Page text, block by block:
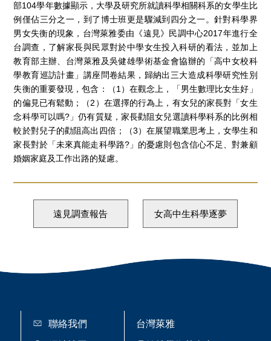
部104學年數據顯示，大學及研究所就讀科學相關科系的女學生比
例僅佔三分之一，到了博士班更是驟減到四分之一。針對科學界
男女失衡的現象，台灣萊雅委由《遠見》民調中心2017年進行全
台調查，了解家長與民眾對於中學女生投入科研的看法，並加上
教育部主辦、台灣萊雅及吳健雄學術基金會協辦的「高中女校科
學教育巡訪計畫」講座問卷結果，歸納出三大造成科學研究性別
失衡的重要發現，包含：（1）在觀念上，「男生數理比女生好」
的偏見已有鬆動；（2）在選擇的行為上，有女兒的家長對「女生
念科學可以嗎?」仍有質疑，家長勸阻女兒選讀科學科系的比例相
較於對兒子的勸阻高出四倍；（3）在展望職業思考上，女學生和
家長對於「未來真能走科學路?」的憂慮則包含信心不足、對兼顧
婚姻家庭及工作出路的疑慮。
遠見調查報告 女高中生科學逐夢
聯絡我們 台灣萊雅